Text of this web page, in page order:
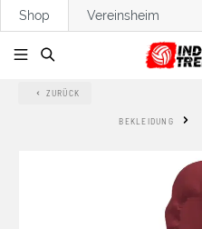
springen
Shop Vereinsheim
ZURÜCK
BEKLEIDUNG